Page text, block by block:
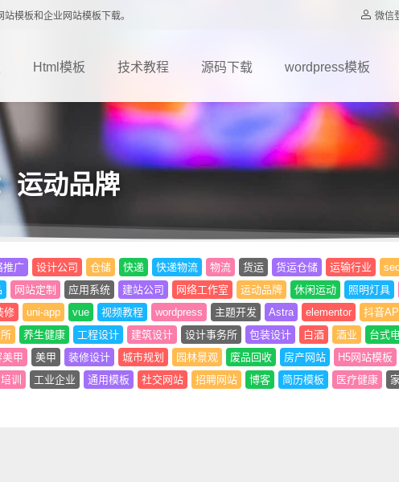
模板和企业网站模板下载。 微信
Html模板 技术教程 源码下载 wordpress模板
运动品牌
推广 设计公司 仓储 快递 快递物流 物流 货运 货运仓储 运输行业
网站定制 应用系统 建站公司 网络工作室 运动品牌 休闲运动 照明灯具
修 uni-app vue 视频教程 wordpress 主题开发 Astra elementor
抖音
养生健康 工程设计 建筑设计 设计事务所 包装设计 白酒 酒业 台式
甲 美甲 装修设计 城市规划 园林景观 废品回收 房产网站 H5网站模板
训 工业企业 通用模板 社交网站 招聘网站 博客 简历模板 医疗健康